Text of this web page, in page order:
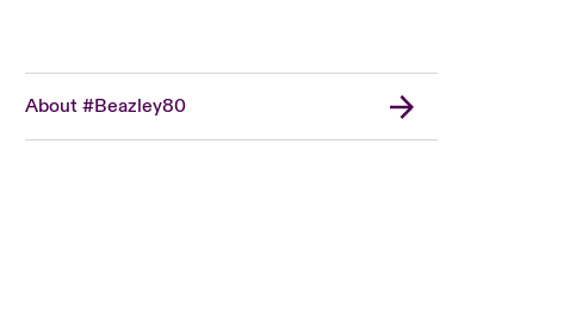
About #Beazley80